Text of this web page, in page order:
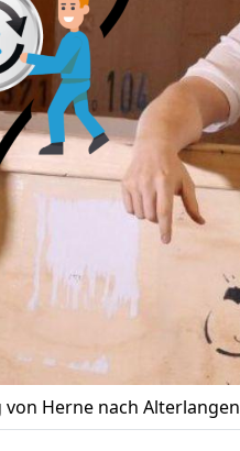
von Herne nach Alterlangen